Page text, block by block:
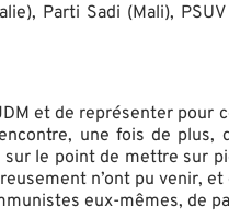
Parti Sadi (Mali),
et de représenter
une fois de plus,
le point de mettre sur
n’ont pu
eux-mêmes,